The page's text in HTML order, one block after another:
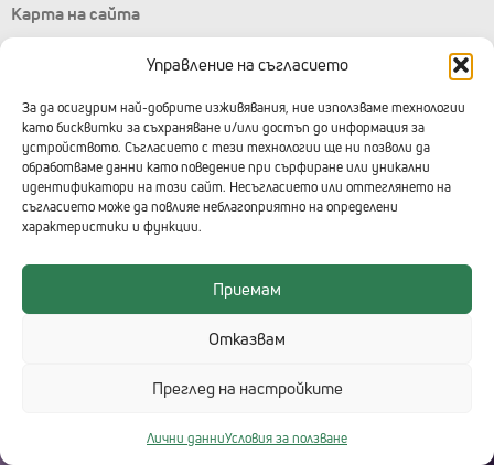
Управление на съгласието
За да осигурим най-добрите изживявания, ние използваме технологии
като бисквитки за съхраняване и/или достъп до информация за
устройството. Съгласието с тези технологии ще ни позволи да
обработваме данни като поведение при сърфиране или уникални
идентификатори на този сайт. Несъгласието или оттеглянето на
съгласието може да повлияе неблагоприятно на определени
характеристики и функции.
Приемам
Отказвам
Преглед на настройките
Лични данниУсловия за ползване
Карта на сайта
Лични данни
Условия за ползване
Управление на съгласието
Правила за подаване на сигнали
КОНТАКТИ С ТЕХНОЛОГИКА
Централен офис
+359 2 91 912
Център за 3D решения - ДиТра